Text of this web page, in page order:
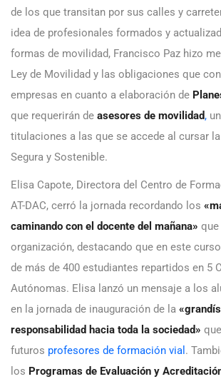
de los que transitan por sus calles y
idea de profesionales formados y
formas de movilidad, Francisco Paz hizo
Ley de Movilidad y las obligaciones que
empresas en cuanto a elaboración de
que requerirán de asesores de movilidad,
titulaciones a las que se accede al cursar
Segura y Sostenible.
Elisa Capote, Directora del Centro de
AT-DAC, cerró la jornada recordando los
caminando con el docente del mañana» que
organización, destacando que en este
de más de 400 estudiantes repartidos en 5
Autónomas. Elisa lanzó un mensaje a los
en la jornada de inauguración de la
responsabilidad hacia toda la sociedad»
futuros profesores de formación vial .
los Programas de Evaluación y